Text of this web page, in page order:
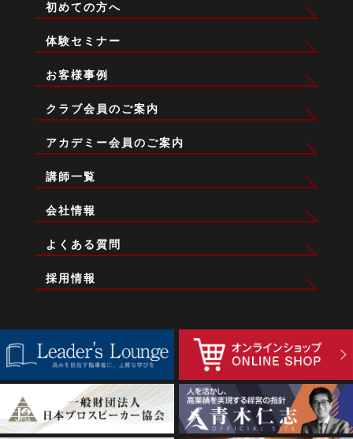
初めての方へ
体験セミナー
お客様事例
クラブ会員のご案内
アカデミー会員のご案内
講師一覧
会社情報
よくある質問
採用情報